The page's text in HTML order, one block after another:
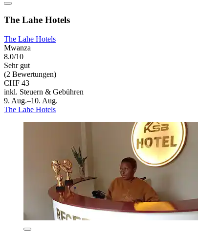
The Lahe Hotels
The Lahe Hotels
Mwanza
8.0/10
Sehr gut
(2 Bewertungen)
CHF 43
inkl. Steuern & Gebühren
9. Aug.–10. Aug.
The Lahe Hotels